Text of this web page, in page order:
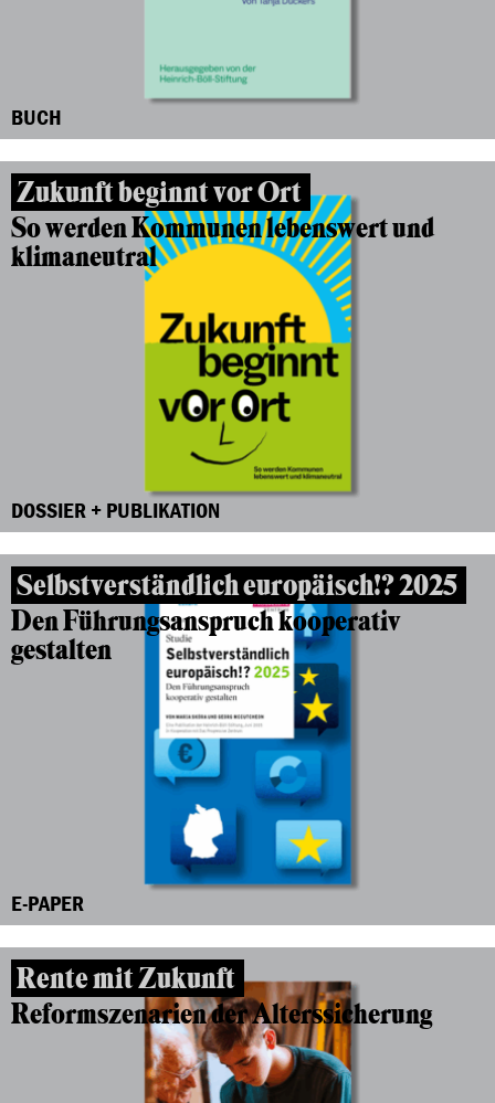
BUCH
Zukunft beginnt vor Ort
So werden Kommunen lebenswert und
klimaneutral
DOSSIER + PUBLIKATION
Selbstverständlich europäisch!? 2025
Den Führungsanspruch kooperativ
gestalten
E-PAPER
Rente mit Zukunft
Reformszenarien der Alterssicherung